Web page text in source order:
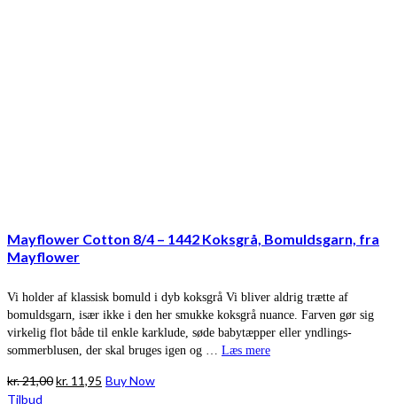
Mayflower Cotton 8/4 – 1442 Koksgrå, Bomuldsgarn, fra
Mayflower
Vi holder af klassisk bomuld i dyb koksgrå Vi bliver aldrig trætte af
bomuldsgarn, især ikke i den her smukke koksgrå nuance. Farven gør sig
virkelig flot både til enkle karklude, søde babytæpper eller yndlings-
sommerblusen, der skal bruges igen og … Læs mere
kr.21,00Den
kr. 11,95 Den
Buy Now
Tilbud